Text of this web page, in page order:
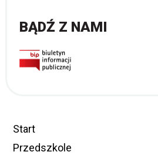
BĄDŹ Z NAMI
Start
Przedszkole